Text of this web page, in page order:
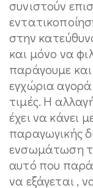
συνιστούν
στην
και μόνο να
παράγουμε
εγχώρια
τιμές. Η
έχει να κάνει
παραγωγικής
ενσωμάτωση
αυτό που
να εξάγεται ,